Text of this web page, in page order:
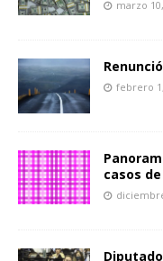
marzo
febrero
casos